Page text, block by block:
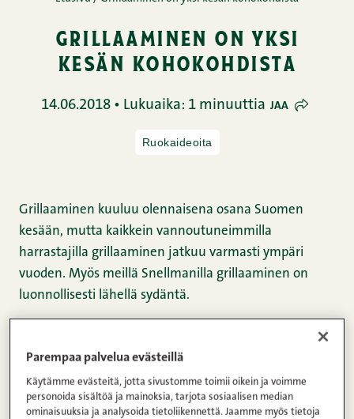
grillaaminen on yksi
kesän kohokohdista
14.06.2018 • Lukuaika: 1 minuuttia JAA
Ruokaideoita
Grillaaminen kuuluu olennaisena osana Suomen
kesään, mutta kaikkein vannoutuneimmilla
harrastajilla grillaaminen jatkuu varmasti ympäri
vuoden. Myös meillä Snellmanilla grillaaminen on
luonnollisesti lähellä sydäntä.
Valmistamme täällä Pietarsaaressa laajan valikoima
erilaista grillattavaa aivan kuin tekisimme ne
itsellemme. Kaikki liha tulee omilta perhetiloiltamme,
joilla eläimiä kasvatetaan ilman geenimuunneltua
Parempaa palvelua evästeillä
Käytämme evästeitä, jotta sivustomme toimii oikein ja voimme
personoida sisältöä ja mainoksia, tarjota sosiaalisen median
ominaisuuksia ja analysoida tietoliikennettä. Jaamme myös tietoja